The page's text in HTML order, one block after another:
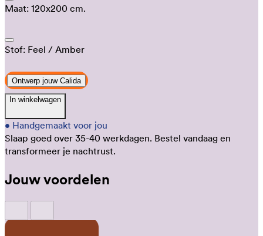
Maat: 120x200 cm.
Stof: Feel / Amber
Ontwerp jouw Calida
In winkelwagen
• Handgemaakt voor jou
Slaap goed over 35-40 werkdagen. Bestel vandaag en
transformeer je nachtrust.
Jouw voordelen